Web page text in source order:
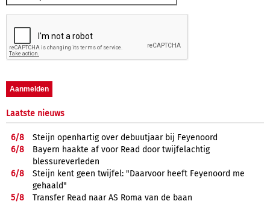
Laatste nieuws
6/8
Steijn openhartig over debuutjaar bij Feyenoord
6/8
Bayern haakte af voor Read door twijfelachtig
blessureverleden
6/8
Steijn kent geen twijfel: "Daarvoor heeft Feyenoord me
gehaald"
5/8
Transfer Read naar AS Roma van de baan